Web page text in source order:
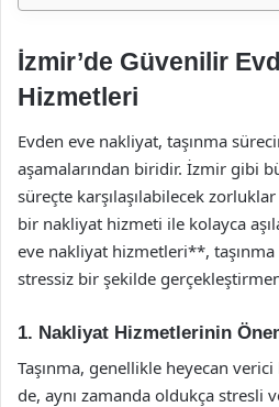
İzmir’de Güvenilir
Hizmetleri
Evden eve nakliyat, taşınma
aşamalarından biridir. İzmir gibi
süreçte karşılaşılabilecek
bir nakliyat hizmeti ile kolayca
eve nakliyat hizmetleri**,
stressiz bir şekilde
1. Nakliyat Hizmetlerinin
Taşınma, genellikle heyecan
de, aynı zamanda oldukça stresli